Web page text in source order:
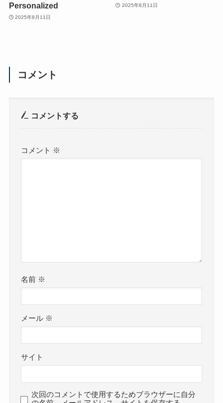
Personalized
2025年8月11日
2025年8月11日
コメント
コメントする
コメント ※
名前 ※
メール ※
サイト
次回のコメントで使用するためブラウザーに自分